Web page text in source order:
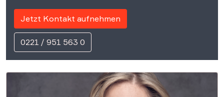
Jetzt Kontakt aufnehmen
0221 / 951 563 0